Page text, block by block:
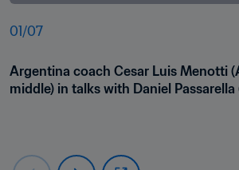
01 /07
Argentina coach Cesar Luis Menotti
middle) in talks with Daniel